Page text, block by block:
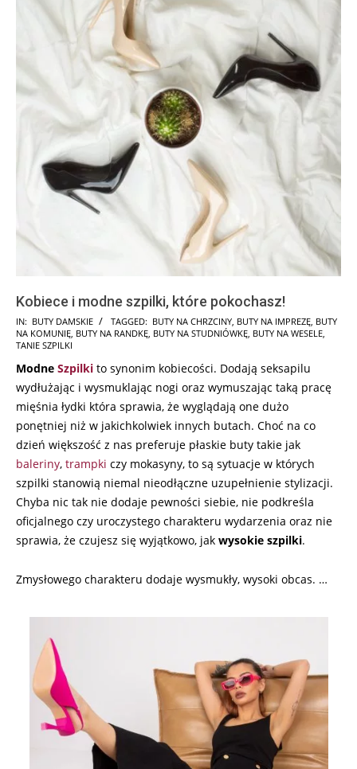
Kobiece i modne szpilki, które pokochasz!
2024-
09-
IN: BUTY DAMSKIE TAGGED: BUTY NA CHRZCINY BUTY NA IMPREZĘ BUTY
NA KOMUNIĘ BUTY NA RANDKĘ BUTY NA STUDNIÓWKĘ BUTY NA WESELE
TANIE SZPILKI
Modne Szpilki to synonim kobiecości. Dodają seksapilu
wydłużając i wysmuklając nogi oraz wymuszając taką pracę
mięśnia łydki która sprawia, że wyglądają one dużo
ponętniej niż w jakichkolwiek innych butach. Choć na co
dzień większość z nas preferuje płaskie buty takie jak
baleriny, trampki czy mokasyny, to są sytuacje w których
szpilki stanowią niemal nieodłączne uzupełnienie stylizacji.
Chyba nic tak nie dodaje pewności siebie, nie podkreśla
oficjalnego czy uroczystego charakteru wydarzenia oraz nie
sprawia, że czujesz się wyjątkowo, jak wysokie szpilki.
Zmysłowego charakteru dodaje wysmukły, wysoki obcas. …